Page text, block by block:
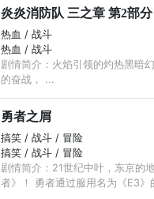
炎炎消防队 三之章 第2部分
热血 / 战斗
热血 / 战斗
剧情简介：火焰引领的灼热黑暗
的奋战， ...
勇者之屑
搞笑 / 战斗 / 冒险
搞笑 / 战斗 / 冒险
剧情简介：21世纪中叶，东京的
者》！ 勇者通过服用名为《E3